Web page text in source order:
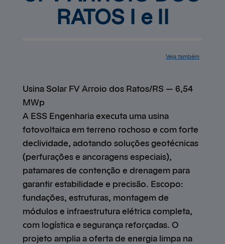
RATOS I e II
Veja também
Usina Solar FV Arroio dos Ratos/RS — 6,54
MWp
A ESS Engenharia executa uma usina
fotovoltaica em terreno rochoso e com forte
declividade, adotando soluções geotécnicas
(perfurações e ancoragens especiais),
patamares de contenção e drenagem para
garantir estabilidade e precisão. Escopo:
fundações, estruturas, montagem de
módulos e infraestrutura elétrica completa,
com logística e segurança reforçadas. O
projeto amplia a oferta de energia limpa na